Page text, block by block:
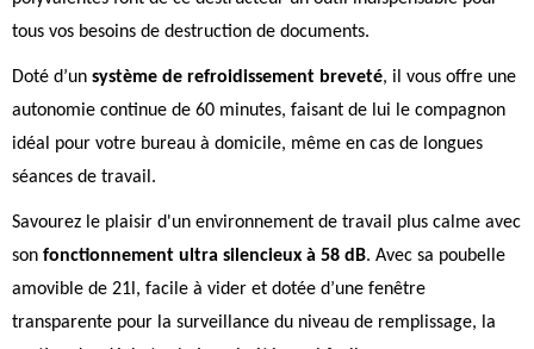
tous vos besoins de destruction de documents.
Doté d’un système de refroidissement breveté, il vous offre une
autonomie continue de 60 minutes, faisant de lui le compagnon
idéal pour votre bureau à domicile, même en cas de longues
séances de travail.
Savourez le plaisir d'un environnement de travail plus calme avec
son fonctionnement ultra silencieux à 58 dB. Avec sa poubelle
amovible de 21l, facile à vider et dotée d’une fenêtre
transparente pour la surveillance du niveau de remplissage, la